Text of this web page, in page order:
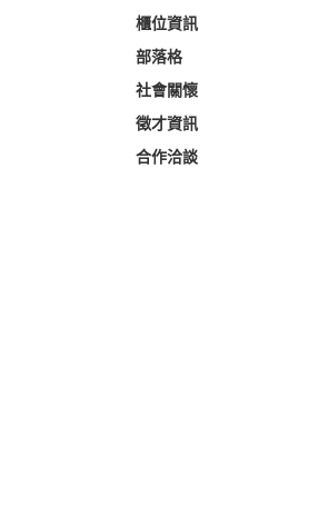
櫃位資訊
部落格
社會關懷
徵才資訊
合作洽談